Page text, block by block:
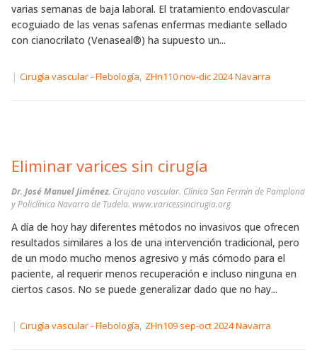
varias semanas de baja laboral. El tratamiento endovascular
ecoguiado de las venas safenas enfermas mediante sellado
con cianocrilato (Venaseal®) ha supuesto un...
| Cirugía vascular - Flebología, ZHn110 nov-dic 2024 Navarra
Eliminar varices sin cirugía
Dr. José Manuel Jiménez. Cirujano vascular. Clínica San Fermín de Pamplona
y Policlínica Navarra de Tudela. www.varicessincirugia.org
A día de hoy hay diferentes métodos no invasivos que ofrecen
resultados similares a los de una intervención tradicional, pero
de un modo mucho menos agresivo y más cómodo para el
paciente, al requerir menos recuperación e incluso ninguna en
ciertos casos. No se puede generalizar dado que no hay...
| Cirugía vascular - Flebología, ZHn109 sep-oct 2024 Navarra